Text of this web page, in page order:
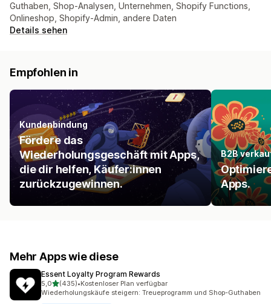
Guthaben, Shop-Analysen, Unternehmen, Shopify Functions,
Onlineshop, Shopify-Admin, andere Daten
Details sehen
Empfohlen in
Kundenbindung
Fördere das
Wiederholungsgeschäft mit Apps,
die dir helfen, Käufer:innen
zurückzugewinnen.
B2B
Apps.
Mehr Apps wie diese
Essent Loyalty Program Rewards
5,0von 5 Sternen
(435)
435 Rezensionen insgesamt
•Kostenloser Plan verfügbar
Wiederholungskäufe steigern: Treueprogramm und Shop-Guthaben